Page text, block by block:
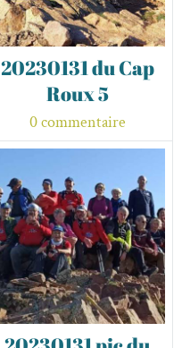
20230131 du Cap
Roux 5
0 commentaire